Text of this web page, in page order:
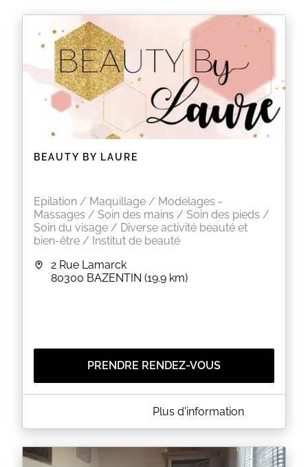
BEAUTY BY LAURE
Epilation / Maquillage / Modelages -
Massages / Soin des mains / Soin des pieds /
Soin du visage / Diverse activité beauté et
bien-être / Institut de beauté
2 Rue Lamarck
80300 BAZENTIN (19.9 km)
PRENDRE RENDEZ-VOUS
A PROPOS DE BEAUTY BY LAURE
CHANGEMENT DE SITE EN LIGNE !
PRENEZ RENDEZ VOUS SUR
:www.kalendes.com/beautybylaure
Plus d'information